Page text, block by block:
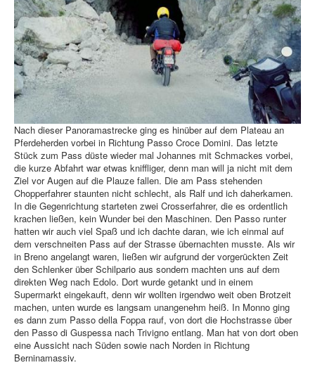
Nach dieser Panoramastrecke ging es hinüber auf dem Plateau an
Pferdeherden vorbei in Richtung Passo Croce Domini. Das letzte
Stück zum Pass düste wieder mal Johannes mit Schmackes vorbei,
die kurze Abfahrt war etwas kniffliger, denn man will ja nicht mit dem
Ziel vor Augen auf die Plauze fallen. Die am Pass stehenden
Chopperfahrer staunten nicht schlecht, als Ralf und ich daherkamen.
In die Gegenrichtung starteten zwei Crosserfahrer, die es ordentlich
krachen ließen, kein Wunder bei den Maschinen. Den Passo runter
hatten wir auch viel Spaß und ich dachte daran, wie ich einmal auf
dem verschneiten Pass auf der Strasse übernachten musste. Als wir
in Breno angelangt waren, ließen wir aufgrund der vorgerückten Zeit
den Schlenker über Schilpario aus sondern machten uns auf dem
direkten Weg nach Edolo. Dort wurde getankt und in einem
Supermarkt eingekauft, denn wir wollten irgendwo weit oben Brotzeit
machen, unten wurde es langsam unangenehm heiß. In Monno ging
es dann zum Passo della Foppa rauf, von dort die Hochstrasse über
den Passo di Guspessa nach Trivigno entlang. Man hat von dort oben
eine Aussicht nach Süden sowie nach Norden in Richtung
Berninamassiv.